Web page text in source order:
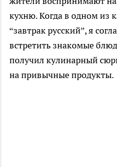
кухню. Когда в одном из
“завтрак русский”, я
встретить знакомые
получил кулинарный
на привычные продукты.